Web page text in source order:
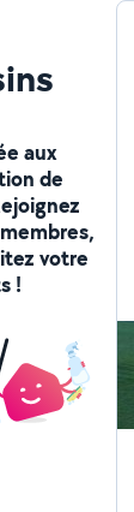
aux
de
votre
!